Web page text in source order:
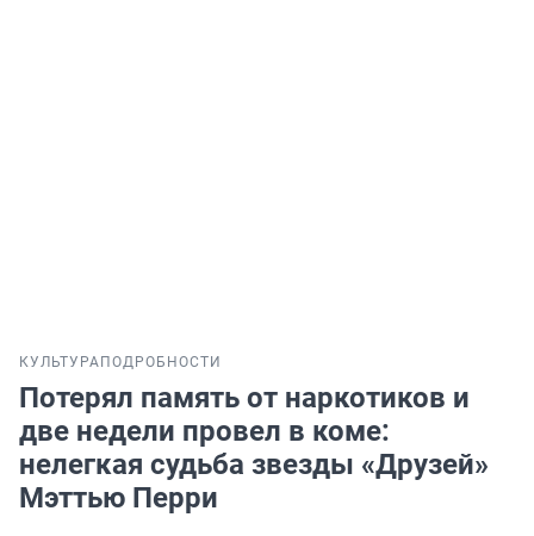
КУЛЬТУРА ПОДРОБНОСТИ
Потерял память от наркотиков и
две недели провел в коме:
нелегкая судьба звезды «Друзей»
Мэттью Перри